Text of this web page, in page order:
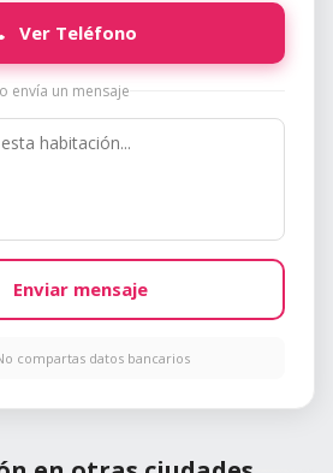
Ver Teléfono
o envía un mensaje
Enviar mensaje
compartas datos bancarios